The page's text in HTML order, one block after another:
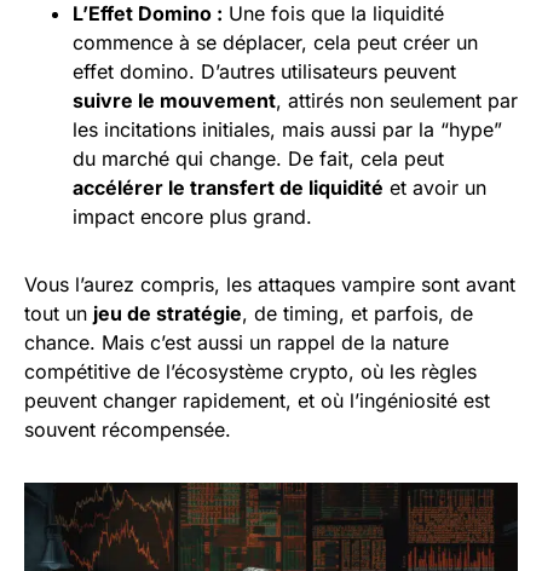
L’Effet Domino : Une fois que la liquidité
commence à se déplacer, cela peut créer un
effet domino. D’autres utilisateurs peuvent
suivre le mouvement, attirés non seulement par
les incitations initiales, mais aussi par la “hype”
du marché qui change. De fait, cela peut
accélérer le transfert de liquidité et avoir un
impact encore plus grand.
Vous l’aurez compris, les attaques vampire sont avant
tout un jeu de stratégie, de timing, et parfois, de
chance. Mais c’est aussi un rappel de la nature
compétitive de l’écosystème crypto, où les règles
peuvent changer rapidement, et où l’ingéniosité est
souvent récompensée.